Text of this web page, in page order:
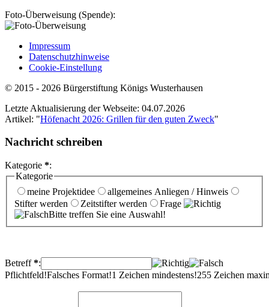
Foto-Überweisung (Spende):
Impressum
Datenschutzhinweise
Cookie-Einstellung
© 2015 - 2026 Bürgerstiftung Königs Wusterhausen
Letzte Aktualisierung der Webseite: 04.07.2026
Artikel: "Höfenacht 2026: Grillen für den guten Zweck"
Nachricht schreiben
Kategorie *:
Kategorie
meine Projektidee
allgemeines Anliegen / Hinweis
Stifter werden
Zeitstifter werden
Frage
Bitte treffen Sie eine Auswahl!
Betreff*:
Pflichtfeld!Falsches Format!1 Zeichen mindestens!255 Zeichen